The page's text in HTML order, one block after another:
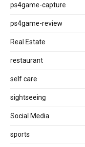
ps4game-capture
ps4game-review
Real Estate
restaurant
self care
sightseeing
Social Media
sports